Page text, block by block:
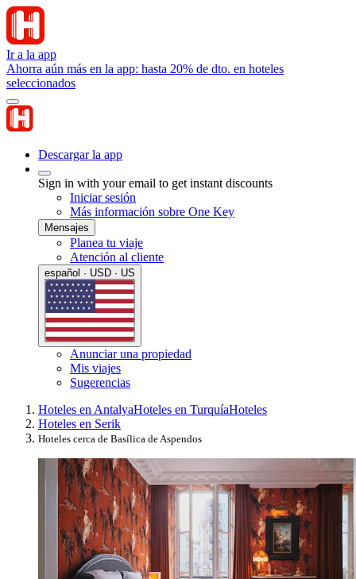
Ir a la app
Ahorra aún más en la app: hasta 20% de dto. en hoteles
seleccionados
Descargar la app
Sign in with your email to get instant discounts
Iniciar sesión
Más información sobre One Key
Mensajes
Planea tu viaje
Atención al cliente
español · USD · US
Anunciar una propiedad
Mis viajes
Sugerencias
Hoteles en AntalyaHoteles en TurquíaHoteles
Hoteles en Serik
Hoteles cerca de Basílica de Aspendos